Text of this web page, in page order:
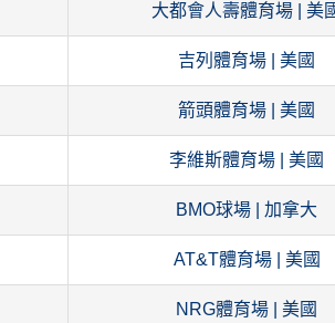
大都會人壽體育場 | 美
吉列體育場 | 美國
箭頭體育場 | 美國
李維斯體育場 | 美國
BMO球場 | 加拿大
AT&T體育場 | 美國
NRG體育場 | 美國